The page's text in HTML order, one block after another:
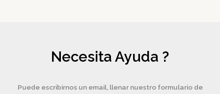
Necesita Ayuda ?
Puede escribirnos un email, llenar nuestro formulario de